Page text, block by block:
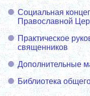
Социальная
Православной
Практическое
священников
Дополнительные
Библиотека